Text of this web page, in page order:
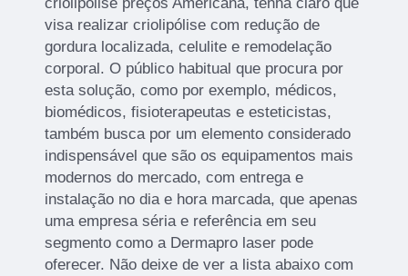
visa realizar criolipólise com redução de
gordura localizada, celulite e remodelação
corporal. O público habitual que procura por
esta solução, como por exemplo, médicos,
biomédicos, fisioterapeutas e esteticistas,
também busca por um elemento considerado
indispensável que são os equipamentos mais
modernos do mercado, com entrega e
instalação no dia e hora marcada, que apenas
uma empresa séria e referência em seu
segmento como a Dermapro laser pode
oferecer. Não deixe de ver a lista abaixo com